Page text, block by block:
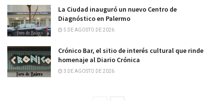
La Ciudad inauguró un nuevo Centro de
Diagnóstico en Palermo
5 DE AGOSTO DE 2026
Crónico Bar, el sitio de interés cultural que rinde
homenaje al Diario Crónica
3 DE AGOSTO DE 2026